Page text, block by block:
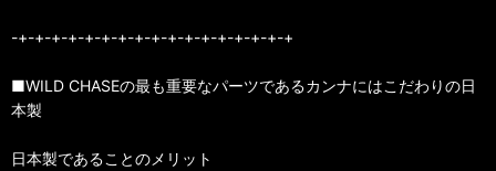
-+-+-+-+-+-+-+-+-+-+-+-+-+-+-+-+-+
■WILD CHASEの最も重要なパーツであるカンナにはこだわりの日
本製
日本製であることのメリット